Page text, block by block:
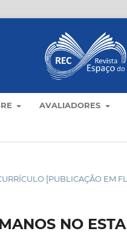
AVALIADORES
[PUBLICAÇÃO EM
NO